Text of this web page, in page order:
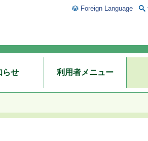
Foreign Language
らせ 利用者メニュー